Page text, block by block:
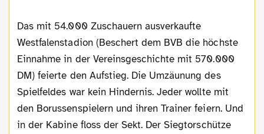
Das mit 54.000 Zuschauern ausverkaufte
Westfalenstadion (Beschert dem BVB die höchste
Einnahme in der Vereinsgeschichte mit 570.000
DM) feierte den Aufstieg. Die Umzäunung des
Spielfeldes war kein Hindernis. Jeder wollte mit
den Borussenspielern und ihren Trainer feiern. Und
in der Kabine floss der Sekt. Der Siegtorschütze